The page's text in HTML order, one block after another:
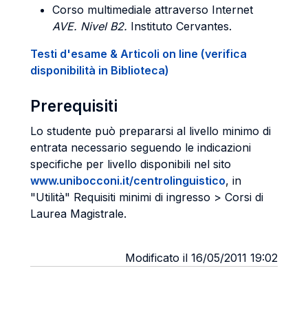
Corso multimediale attraverso Internet
AVE. Nivel B2. Instituto Cervantes.
Testi d'esame & Articoli on line (verifica
disponibilità in Biblioteca)
Prerequisiti
Lo studente può prepararsi al livello minimo di
entrata necessario seguendo le indicazioni
specifiche per livello disponibili nel sito
www.unibocconi.it/centrolinguistico, in
"Utilità" Requisiti minimi di ingresso > Corsi di
Laurea Magistrale.
Modificato il 16/05/2011 19:02